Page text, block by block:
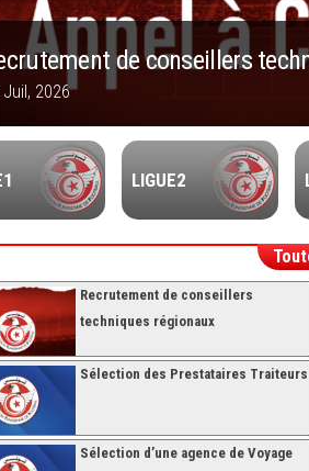
de conseillers
Juil, 2026
1 2 3 4 5
LIGUE2
Recrutement de conseillers
techniques régionaux
Sélection des Prestataires Traiteurs
Sélection d’une agence de Voyage